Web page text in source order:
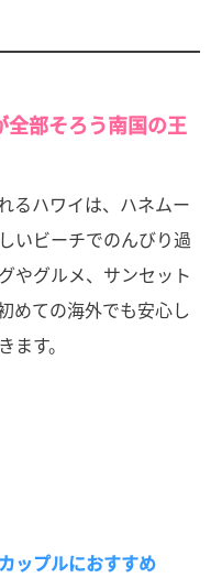
部そろう南国の王
るハワイは、ハネムー
いビーチでのんびり過
やグルメ、サンセット
めての海外でも安心し
す。
ップルにおすすめ